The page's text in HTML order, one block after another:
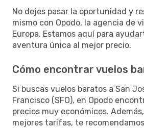
No dejes pasar la oportunidad y
mismo con Opodo, la agencia de
Europa. Estamos aquí para
aventura única al mejor precio.
Cómo encontrar vuelos
Si buscas vuelos baratos a San
Francisco (SFO), en Opodo
precios muy económicos.
mejores tarifas, te